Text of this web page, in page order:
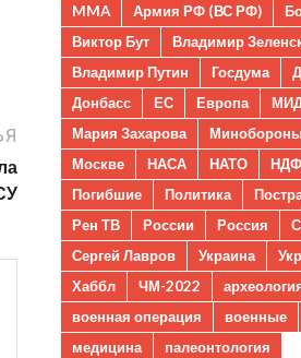
MMA Армия РФ (ВС РФ)
Виктор Бут
Владимир
Владимир Путин
Госдума
Донбасс
ЕС Европа
Мария Захарова
Москве
НАСА НАТО
Погибшие
Политика
Рен ТВ
России Россия
Сергей Лавров
Украина
Хаббл
ЧМ-2022
военная операция
военные
медицина
палеонтология